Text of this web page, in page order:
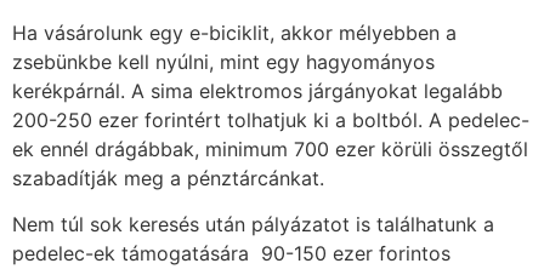
Ha vásárolunk egy e-biciklit, akkor mélyebben a
zsebünkbe kell nyúlni, mint egy hagyományos
kerékpárnál. A sima elektromos járgányokat legalább
200-250 ezer forintért tolhatjuk ki a boltból. A pedelec-
ek ennél drágábbak, minimum 700 ezer körüli összegtől
szabadítják meg a pénztárcánkat.
Nem túl sok keresés után pályázatot is találhatunk a
pedelec-ek támogatására 90-150 ezer forintos